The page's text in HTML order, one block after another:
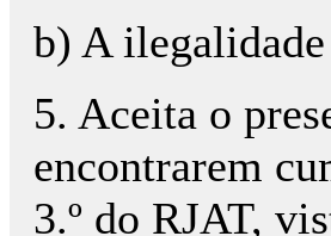
b) A
5. Aceita o
encontrarem
3.º do RJAT,